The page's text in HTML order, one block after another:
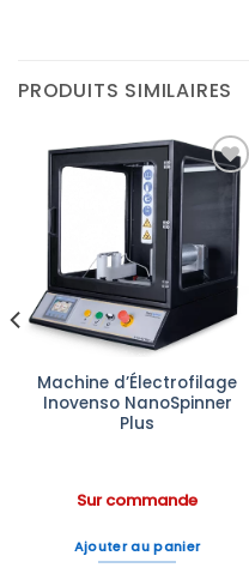
PRODUITS SIMILAIRES
Ajouter
à la liste
d’envies
Machine d’Électrofilage
Inovenso NanoSpinner
Plus
Sur commande
Ajouter au panier